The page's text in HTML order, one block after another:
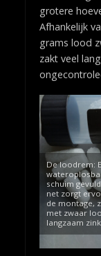
grotere
Afhankelijk
grams lood
zakt veel
De loodrem:
schuim gevuld
net zorgt
de montage,
met zwaar
langzaam